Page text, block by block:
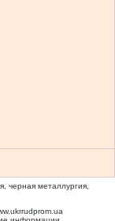
черная металлургия,